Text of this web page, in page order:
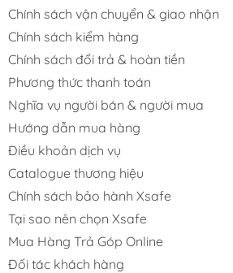
Chính sách vận chuyển & giao nhận
Chính sách kiểm hàng
Chính sách đổi trả & hoàn tiền
Phương thức thanh toán
Nghĩa vụ người bán & người mua
Hướng dẫn mua hàng
Điều khoản dịch vụ
Catalogue thương hiệu
Chính sách bảo hành Xsafe
Tại sao nên chọn Xsafe
Mua Hàng Trả Góp Online
Đối tác khách hàng